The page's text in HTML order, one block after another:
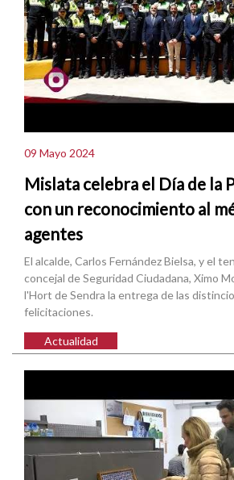
09 Mayo 2024
Mislata celebra el Día de la
con un reconocimiento al
agentes
El alcalde, Carlos Fernández Bielsa, y el
concejal de Seguridad Ciudadana, Ximo
l'Hort de Sendra la entrega de las
felicitaciones.
Actualidad